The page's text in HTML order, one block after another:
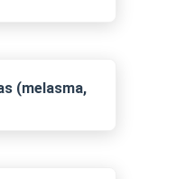
(melasma,